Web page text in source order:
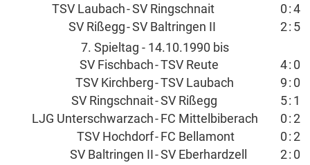
TSV Laubach-SV Ringschnait 0 : 4
SV Rißegg-SV Baltringen II 2: 5
7. Spieltag - 14.10.1990 bis
SV Fischbach-TSV Reute 4: 0
TSV Kirchberg-TSV Laubach 9 : 0
SV Ringschnait-SV Rißegg 5: 1
LJG Unterschwarzach- FC Mittelbiberach 0 : 2
TSV Hochdorf- FC Bellamont 0 : 2
SV Baltringen II -SV Eberhardzell 2: 0